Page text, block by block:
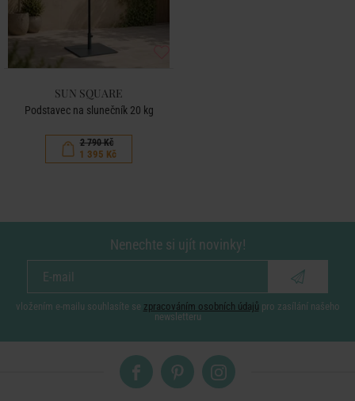
SUN SQUARE
Podstavec na slunečník 20 kg
2 790 Kč
1 395 Kč
Nenechte si ujít novinky!
vložením e-mailu souhlasíte se zpracováním osobních údajů pro zasílání našeho
newsletteru